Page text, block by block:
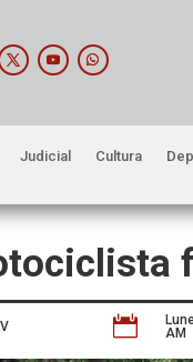
Judicial Cultura

AM